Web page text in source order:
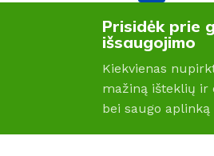
LMDP
Šviesi
Prisidėk prie
išsaugojimo
Kiekvienas
mažiną išteklių ir
bei saugo aplinką